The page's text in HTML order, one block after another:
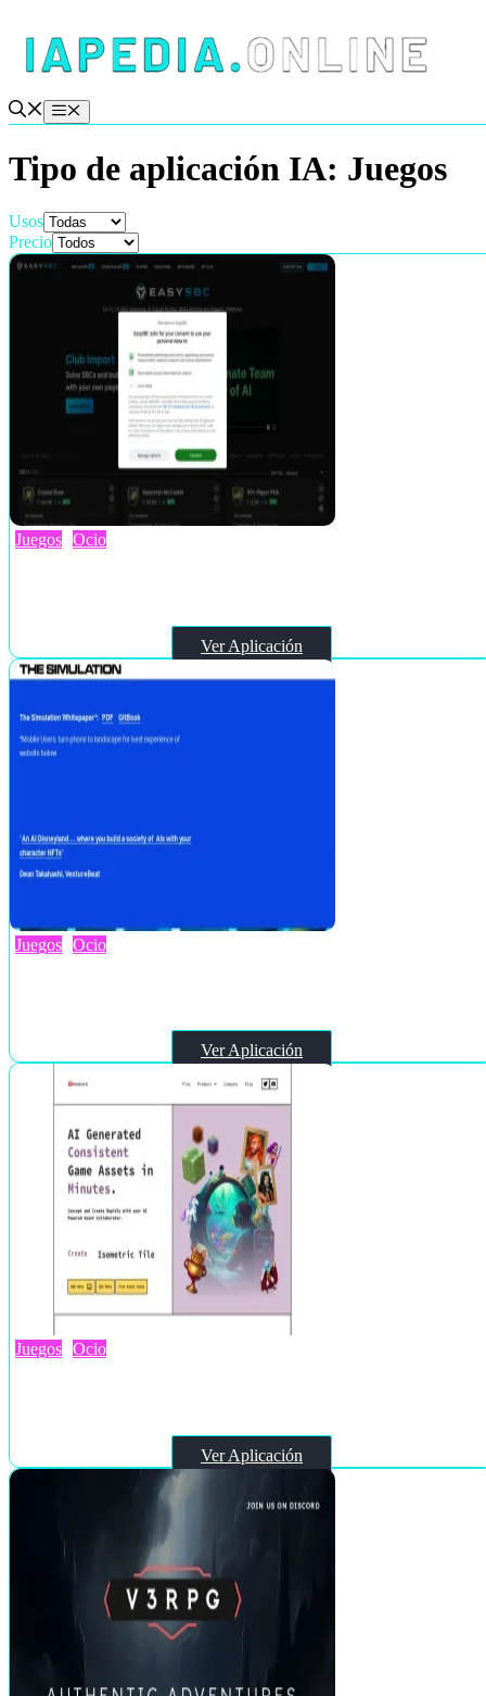
contenido
Menú
Tipo de aplicación IA: Juegos
Usos
Precio
Juegos Ocio
Ver Aplicación
Juegos Ocio
Ver Aplicación
Juegos Ocio
Ver Aplicación